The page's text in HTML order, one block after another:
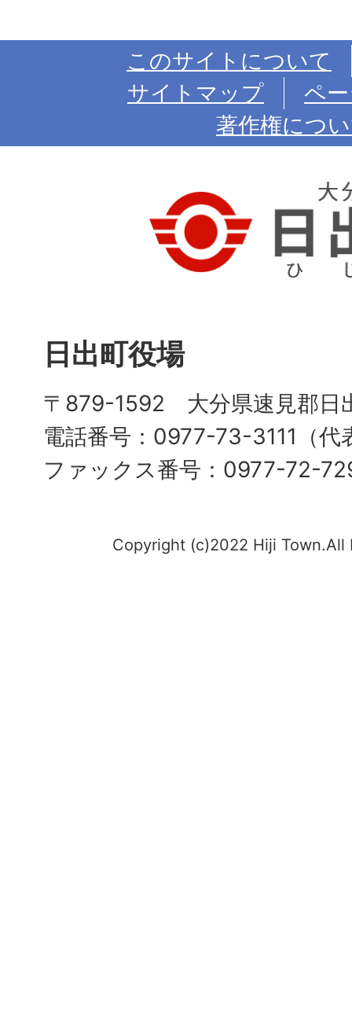
このサイトについて
サイトマップ
ペ
著作権につ
日出町役場
〒879-1592 大分県速見郡日
電話番号：0977-73-3111（代
ファックス番号：0977-72-
Copyright (c)2022 Hiji Town.All